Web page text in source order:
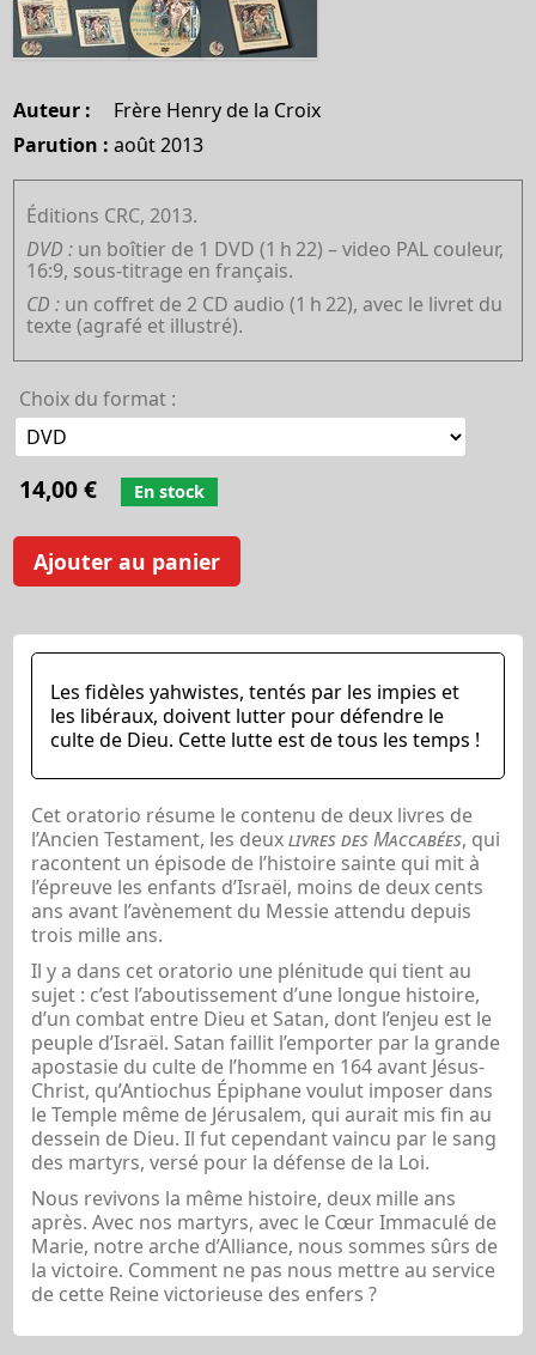
Auteur :
Frère Henry de la Croix
Parution : août 2013
Éditions CRC, 2013.
DVD : un boîtier de 1 DVD (1 h 22) – video PAL couleur,
16:9, sous-titrage en français.
CD : un coffret de 2 CD audio (1 h 22), avec le livret du
texte (agrafé et illustré).
Choix du format :
14,00 € En stock
Ajouter au panier
Les fidèles yahwistes, tentés par les impies et
les libéraux, doivent lutter pour défendre le
culte de Dieu. Cette lutte est de tous les temps !
Cet oratorio résume le contenu de deux livres de
l’Ancien Testament, les deuxlivres des Maccabées, qui
racontent un épisode de l’histoire sainte qui mit à
l’épreuve les enfants d’Israël, moins de deux cents
ans avant l’avènement du Messie attendu depuis
trois mille ans.
Il y a dans cet oratorio une plénitude qui tient au
sujet : c’est l’aboutissement d’une longue histoire,
d’un combat entre Dieu et Satan, dont l’enjeu est le
peuple d’Israël. Satan faillit l’emporter par la grande
apostasie du culte de l’homme en 164 avant Jésus-
Christ, qu’Antiochus Épiphane voulut imposer dans
le Temple même de Jérusalem, qui aurait mis fin au
dessein de Dieu. Il fut cependant vaincu par le sang
des martyrs, versé pour la défense de la Loi.
Nous revivons la même histoire, deux mille ans
après. Avec nos martyrs, avec le Cœur Immaculé de
Marie, notre arche d’Alliance, nous sommes sûrs de
la victoire. Comment ne pas nous mettre au service
de cette Reine victorieuse des enfers ?